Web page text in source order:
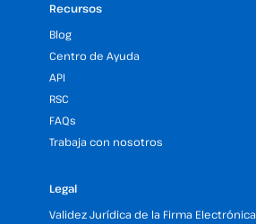
Recursos
Blog
Centro de Ayuda
API
RSC
FAQs
Trabaja con nosotros
Legal
Validez Jurídica de la Firma Electrónica